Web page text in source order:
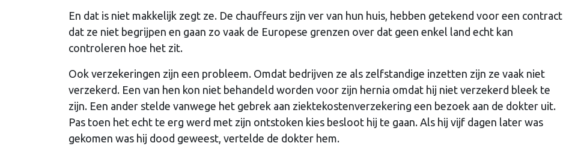
En dat is niet makkelijk zegt ze. De chauffeurs zijn ver van hun huis, hebben getekend voor een contract
dat ze niet begrijpen en gaan zo vaak de Europese grenzen over dat geen enkel land echt kan
controleren hoe het zit.
Ook verzekeringen zijn een probleem. Omdat bedrijven ze als zelfstandige inzetten zijn ze vaak niet
verzekerd. Een van hen kon niet behandeld worden voor zijn hernia omdat hij niet verzekerd bleek te
zijn. Een ander stelde vanwege het gebrek aan ziektekostenverzekering een bezoek aan de dokter uit.
Pas toen het echt te erg werd met zijn ontstoken kies besloot hij te gaan. Als hij vijf dagen later was
gekomen was hij dood geweest, vertelde de dokter hem.